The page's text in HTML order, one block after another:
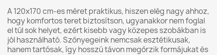
A 120x170 cm-es méret praktikus, hiszen elég nagy ahhoz,
hogy komfortos teret biztosítson, ugyanakkor nem foglal
el túl sok helyet, ezért kisebb vagy közepes szobákban is
jól használható. Szőnyegeink nemcsak esztétikusak,
hanem tartósak, így hosszú távon megőrzik formájukat és